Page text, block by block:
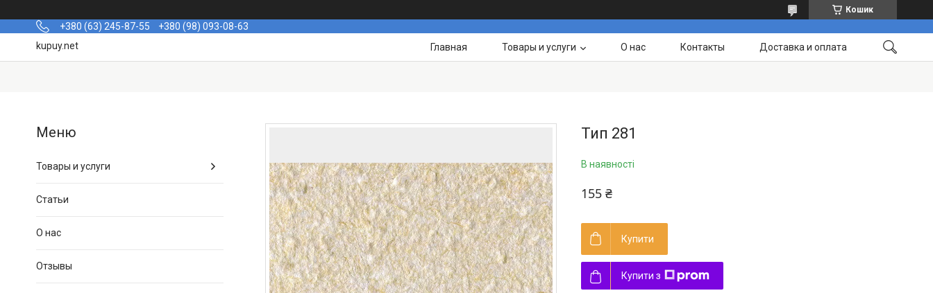
Кошик
+380 (63) 245-87-55
+380 (98) 093-08-63
kupuy.net
Главная Товары и услуги О нас Контакты Доставка и оплата
Тип 281
В наявності
155 ₴
Купити
Купити з
Товары и услуги
Статьи
О нас
Отзывы